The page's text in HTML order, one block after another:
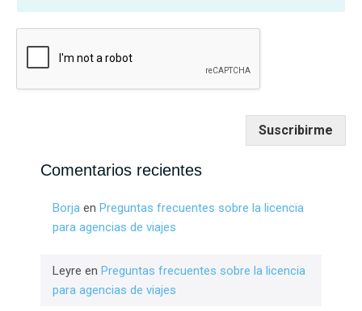
Suscribirme
Comentarios recientes
Borja en Preguntas frecuentes sobre la licencia
para agencias de viajes
Leyre en Preguntas frecuentes sobre la licencia
para agencias de viajes